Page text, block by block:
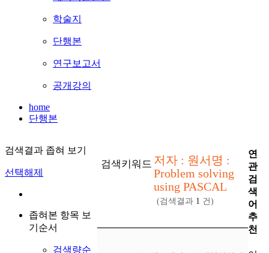
학술지
단행본
연구보고서
공개강의
home
단행본
검색결과 좁혀 보기
선택해제
좁혀본 항목 보
기순서
검색량순
검색키워드 저자 : 원서명 :
Problem solving
using PASCAL
(검색결과 1 건)
연
관
검
색
어
추
천